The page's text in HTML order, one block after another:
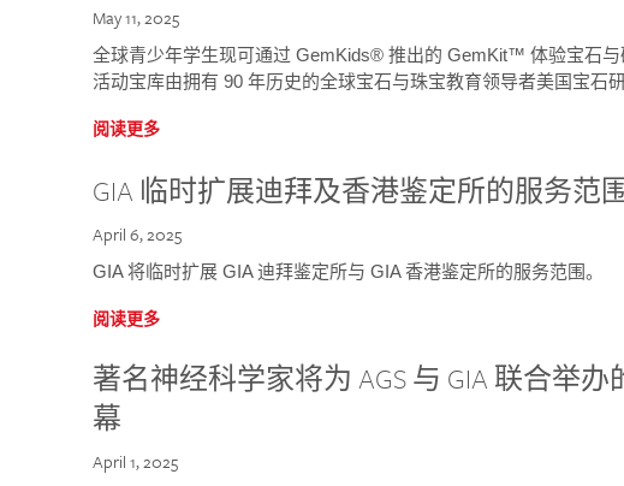
May 11, 2025
全球青少年学生现可通过 GemKids® 推出的 GemKit™ 体验宝石
活动宝库由拥有 90 年历史的全球宝石与珠宝教育领导者美国宝石
阅读更多
GIA 临时扩展迪拜及香港鉴定所的服务范
April 6, 2025
GIA 将临时扩展 GIA 迪拜鉴定所与 GIA 香港鉴定所的服务范围。
阅读更多
著名神经科学家将为 AGS 与 GIA 联合举办
幕
April 1, 2025